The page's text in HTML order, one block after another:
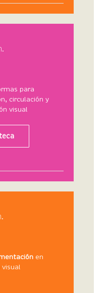
para
circulación y
visual
en